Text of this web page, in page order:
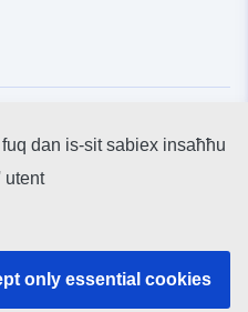
UE
dan is-sit sabiex insaħħu
utent
only essential cookies